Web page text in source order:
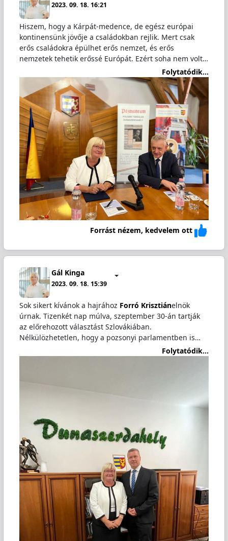
2023. 09. 18. 16:21
Hiszem, hogy a Kárpát-medence, de egész európai
kontinensünk jövője a családokban rejlik. Mert csak
erős családokra épülhet erős nemzet, és erős
nemzetek tehetik erőssé Európát. Ezért soha nem volt…
Folytatódik...
Forrást nézem, kedvelem ott
Gál Kinga
2023. 09. 18. 15:39
Sok sikert kívánok a hajrához Forró Krisztiánelnök
úrnak. Tizenkét nap múlva, szeptember 30-án tartják
az előrehozott választást Szlovákiában.
Nélkülözhetetlen, hogy a pozsonyi parlamentben is…
Folytatódik...